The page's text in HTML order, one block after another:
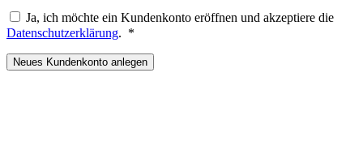
Ja, ich möchte ein Kundenkonto eröffnen und akzeptiere die
Datenschutzerklärung. *
Neues Kundenkonto anlegen